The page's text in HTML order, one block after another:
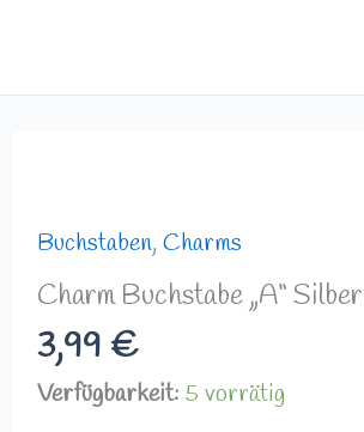
springen
Buchstaben, Charms
Charm Buchstabe „A“
3,99 €
Verfügbarkeit: 5 vorrätig
"A"
Silberfarben